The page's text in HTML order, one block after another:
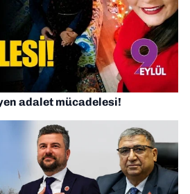
adalet mücadelesi!